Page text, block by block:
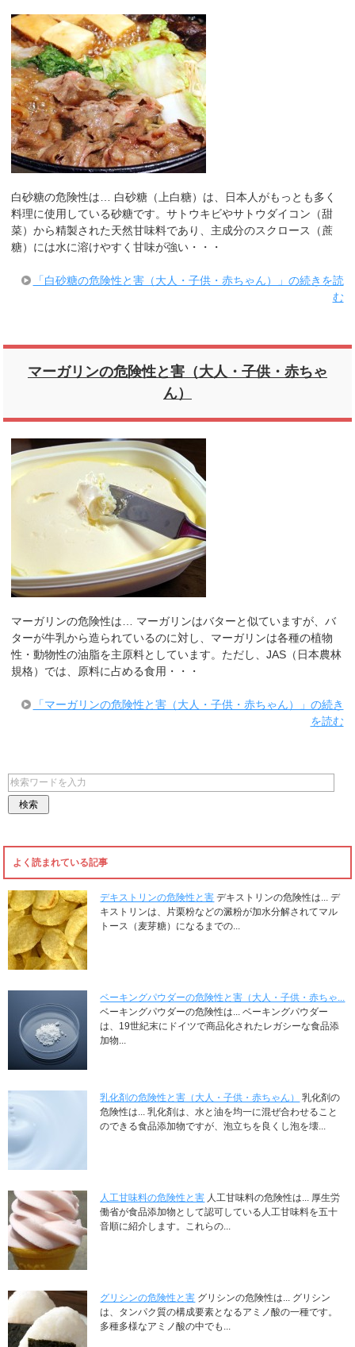
白砂糖の危険性は… 白砂糖（上白糖）は、日本人がもっとも多く
料理に使用している砂糖です。サトウキビやサトウダイコン（甜
菜）から精製された天然甘味料であり、主成分のスクロース（蔗
糖）には水に溶けやすく甘味が強い・・・
「白砂糖の危険性と害（大人・子供・赤ちゃん）」の続きを読
む
マーガリンの危険性と害（大人・子供・赤ちゃ
ん）
マーガリンの危険性は… マーガリンはバターと似ていますが、バ
ターが牛乳から造られているのに対し、マーガリンは各種の植物
性・動物性の油脂を主原料としています。ただし、JAS（日本農林
規格）では、原料に占める食用・・・
「マーガリンの危険性と害（大人・子供・赤ちゃん）」の続き
を読む
よく読まれている記事
デキストリンの危険性と害 デキストリンの危険性は... デ
キストリンは、片栗粉などの澱粉が加水分解されてマル
トース（麦芽糖）になるまでの...
ベーキングパウダーの危険性と害（大人・子供・赤ちゃ...
ベーキングパウダーの危険性は... ベーキングパウダー
は、19世紀末にドイツで商品化されたレガシーな食品添
加物...
乳化剤の危険性と害（大人・子供・赤ちゃん）
乳化剤の
危険性は... 乳化剤は、水と油を均一に混ぜ合わせること
のできる食品添加物ですが、泡立ちを良くし泡を壊...
人工甘味料の危険性と害 人工甘味料の危険性は... 厚生労
働省が食品添加物として認可している人工甘味料を五十
音順に紹介します。これらの...
グリシンの危険性と害 グリシンの危険性は... グリシン
は、タンパク質の構成要素となるアミノ酸の一種です。
多種多様なアミノ酸の中でも...